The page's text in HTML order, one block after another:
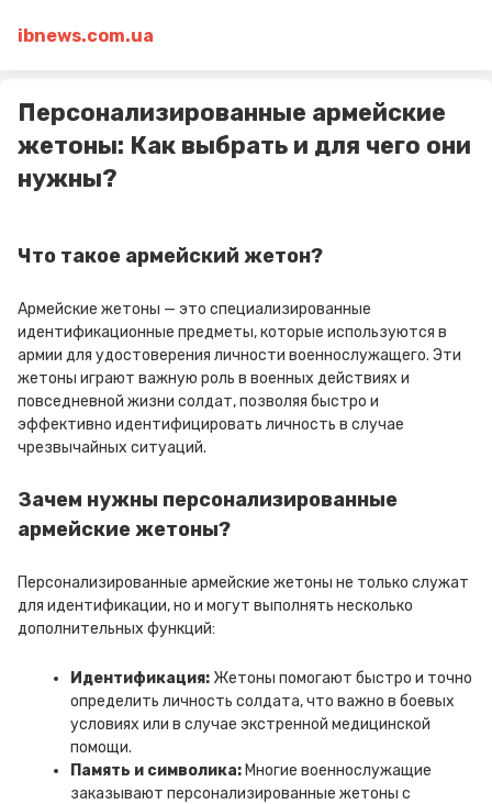
ibnews.com.ua
Персонализированные армейские
жетоны: Как выбрать и для чего они
нужны?
Что такое армейский жетон?
Армейские жетоны — это специализированные
идентификационные предметы, которые используются в
армии для удостоверения личности военнослужащего. Эти
жетоны играют важную роль в военных действиях и
повседневной жизни солдат, позволяя быстро и
эффективно идентифицировать личность в случае
чрезвычайных ситуаций.
Зачем нужны персонализированные
армейские жетоны?
Персонализированные армейские жетоны не только служат
для идентификации, но и могут выполнять несколько
дополнительных функций:
Идентификация: Жетоны помогают быстро и точно
определить личность солдата, что важно в боевых
условиях или в случае экстренной медицинской
помощи.
Память и символика: Многие военнослужащие
заказывают персонализированные жетоны с